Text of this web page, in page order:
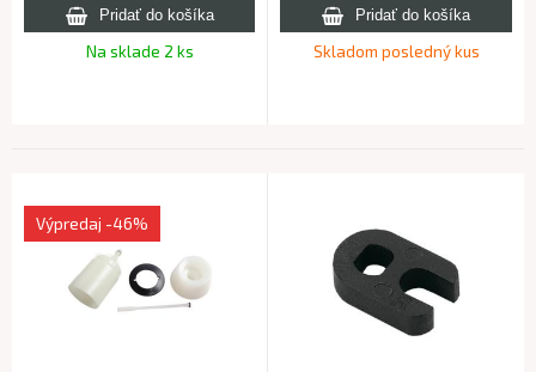
Na sklade 2 ks Skladom posledný kus
Výpredaj -46%